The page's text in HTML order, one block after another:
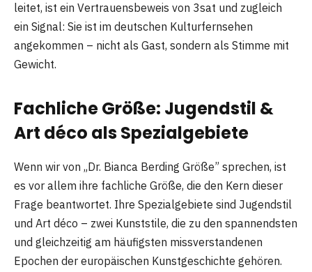
leitet, ist ein Vertrauensbeweis von 3sat und zugleich
ein Signal: Sie ist im deutschen Kulturfernsehen
angekommen – nicht als Gast, sondern als Stimme mit
Gewicht.
Fachliche Größe: Jugendstil &
Art déco als Spezialgebiete
Wenn wir von „Dr. Bianca Berding Größe” sprechen, ist
es vor allem ihre fachliche Größe, die den Kern dieser
Frage beantwortet. Ihre Spezialgebiete sind Jugendstil
und Art déco – zwei Kunststile, die zu den spannendsten
und gleichzeitig am häufigsten missverstandenen
Epochen der europäischen Kunstgeschichte gehören.